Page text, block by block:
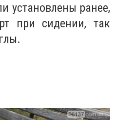
установлены ранее,
при сидении, так